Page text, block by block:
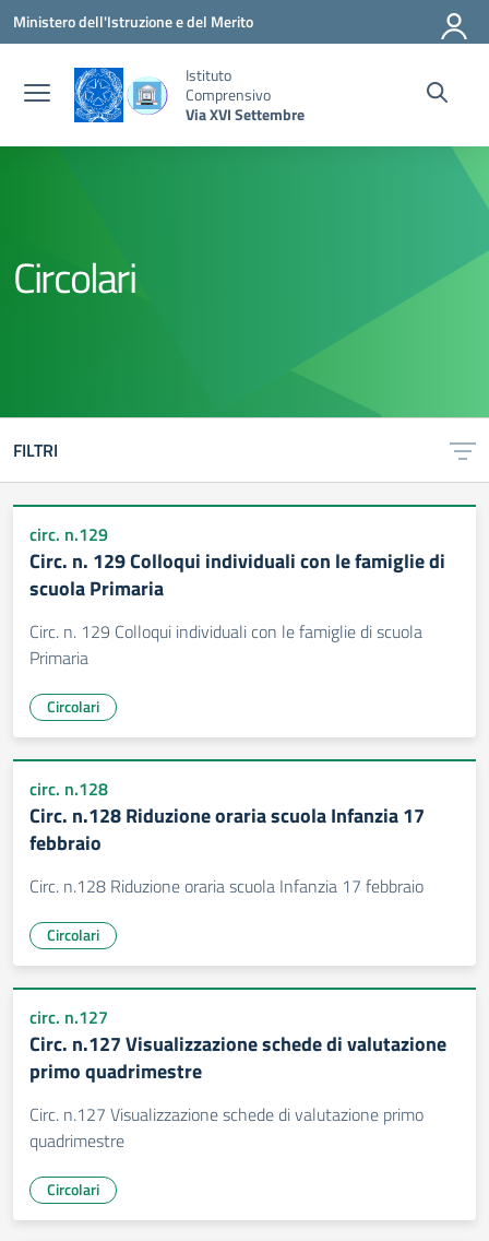
Vai ai contenuti
Vai al menu di navigazione
Vai al footer
Ministero dell'Istruzione e del Merito
Istituto
Comprensivo
Via XVI Settembre
Circolari
FILTRI
circ. n.129
Circ. n. 129 Colloqui individuali con le famiglie di
scuola Primaria
Circ. n. 129 Colloqui individuali con le famiglie di scuola
Primaria
Circolari
circ. n.128
Circ. n.128 Riduzione oraria scuola Infanzia 17
febbraio
Circ. n.128 Riduzione oraria scuola Infanzia 17 febbraio
Circolari
circ. n.127
Circ. n.127 Visualizzazione schede di valutazione
primo quadrimestre
Circ. n.127 Visualizzazione schede di valutazione primo
quadrimestre
Circolari